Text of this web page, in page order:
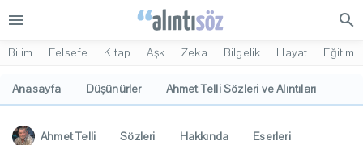
menu search
Bilim Felsefe Kitap Aşk Zeka Bilgelik Hayat Eğitim
Anasayfa Düşünürler Ahmet Telli Sözleri ve Alıntıları
Ahmet Telli Sözleri Hakkında
Eserleri